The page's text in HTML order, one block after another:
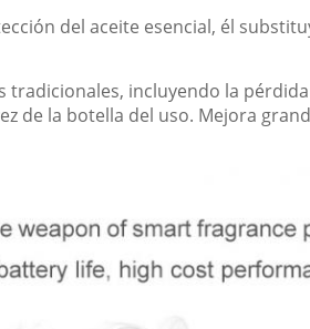
del aceite esencial, él
incluyendo la
de la botella del uso. Mejora